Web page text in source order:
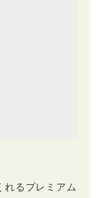
るプレミアム